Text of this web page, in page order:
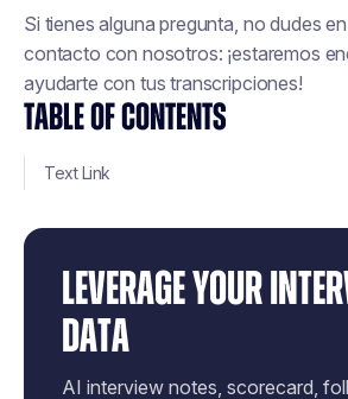
TABLE OF CONTENTS
Text Link
LEVERAGE YOUR
DATA
AI interview notes, scorecard,
Si tienes alguna pregunta, no dudes
contacto con nosotros: ¡estaremos
ayudarte con tus transcripciones!